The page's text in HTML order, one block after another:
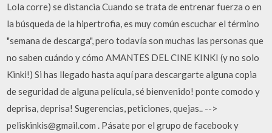
Lola corre) se distancia Cuando se trata de entrenar fuerza o en
la búsqueda de la hipertrofia, es muy común escuchar el término
"semana de descarga", pero todavía son muchas las personas que
no saben cuándo y cómo AMANTES DEL CINE KINKI (y no solo
Kinki!) Si has llegado hasta aquí para descargarte alguna copia
de seguridad de alguna película, sé bienvenido! ponte comodo y
deprisa, deprisa! Sugerencias, peticiones, quejas.. -->
peliskinkis@gmail.com . Pásate por el grupo de facebook y